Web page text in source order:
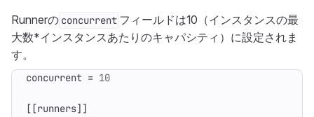
Runnerの concurrent フィールドは10（インスタンスの最
大数*インスタンスあたりのキャパシティ）に設定されま
す。
concurrent = 10
[[runners]]